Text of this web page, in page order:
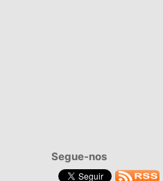
Segue-nos